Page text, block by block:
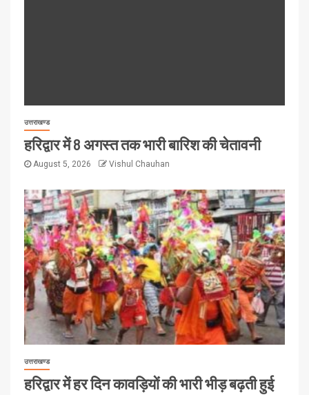
उत्तराखण्ड
हरिद्वार में 8 अगस्त तक भारी बारिश की चेतावनी
August 5, 2026 Vishul Chauhan
उत्तराखण्ड
हरिद्वार में हर दिन कावड़ियों की भारी भीड़ बढ़ती हुई